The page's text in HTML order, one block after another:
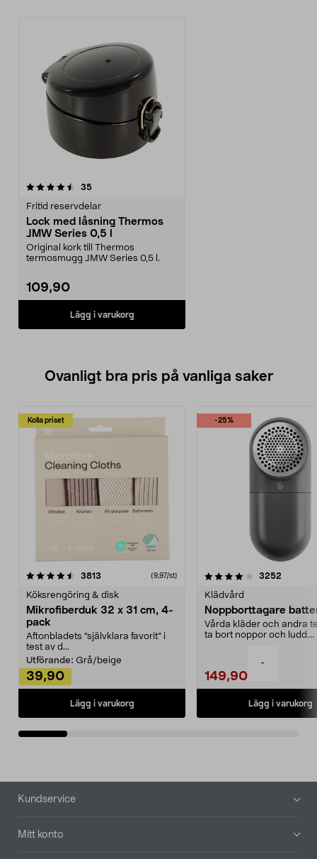
-
35recensioner
Fritid reservdelar
Lock med låsning Thermos
JMW Series 0,5 l
Original kork till Thermos
termosmugg JMW Series 0,5 l.
109,90
Lägg i varukorg
Ovanligt bra pris på vanliga saker
Kolla priset
3813 (9,97/st)
Köksrengöring & disk
Mikrofiberduk 32 x 31 cm, 4-
pack
Aftonbladets "självklara favorit” i
test av d...
Utförande: Grå/beige
39,90
Lägg i varukorg
-25%
4.0av 5 stjärnor 3252
Klädvård
Noppborttagare
Vårda kläder och andra
ta bort noppor och ludd.
149,90
Lägg i varukorg
4.5av 5 stjärnor
Sidfot
Kundservice
Mitt konto